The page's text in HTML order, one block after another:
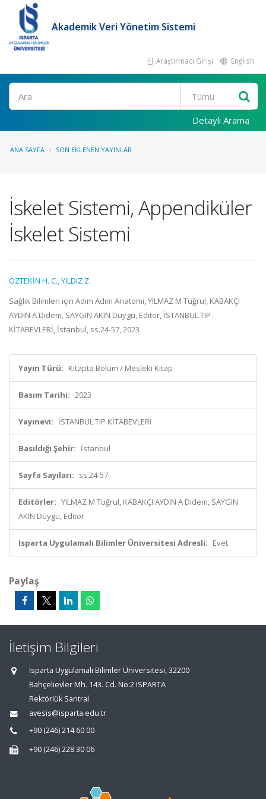
Akademik Veri Yönetim Sistemi
Araştırmacı Girişi English
Ara
Detaylı Arama
ANA SAYFA SON EKLENEN YAYINLAR
İskelet Sistemi, Appendiküler
İskelet Sistemi
ÖZTEKİN H. C.,YILDIZ Z.
Sağlık Bilimleri için Adım Adım Anatomi, YILMAZ M Tuğrul, KABAKÇI
AYDIN A Didem, SAYGIN AKIN Duygu, Editör, İSTANBUL TIP
KİTABEVLERİ, İstanbul, ss.24-57, 2023
Yayın Türü: Kitapta Bölüm / Mesleki Kitap
Basım Tarihi: 2023
Yayınevi: İSTANBUL TIP KİTABEVLERİ
Basıldığı Şehir: İstanbul
Sayfa Sayıları: ss.24-57
Editörler: YILMAZ M Tuğrul, KABAKÇI AYDIN A Didem, SAYGIN
AKIN Duygu, Editör
Isparta Uygulamalı Bilimler Üniversitesi Adresli: Evet
Paylaş
İletişim Bilgileri
Isparta Uygulamalı Bilimler Üniversitesi, 32200
Bahçelievler Mh. 143. Cd. No:2 ISPARTA
Rektörlük Santral
avesis@isparta.edu.tr
+90 (246) 214 60 00
+90 (246) 228 30 06